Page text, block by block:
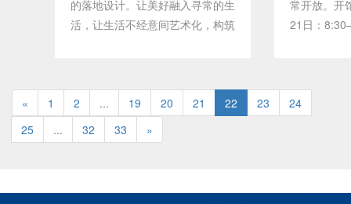
行报告，就地隔离。
的落地设计。让美好融入寻常的生
活，让生活不经意间艺术化，构筑
地点：文化馆三楼半展区
常开放。开
21日：
体温异常
« 1 2 ... 19 20 21 22 23
24
25
... 32 33 »